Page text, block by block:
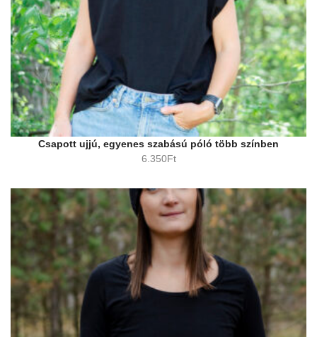
Csapott ujjú, egyenes szabású póló több színben
6.350Ft